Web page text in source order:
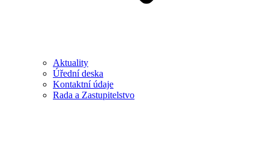
Aktuality
Úřední deska
Kontaktní údaje
Rada a Zastupitelstvo